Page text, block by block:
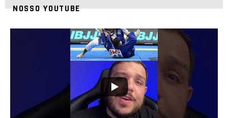
NOSSO YOUTUBE